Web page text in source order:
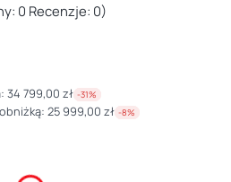
0 Recenzje: 0)
34 799,00 zł -31%
25 999,00 zł -8%